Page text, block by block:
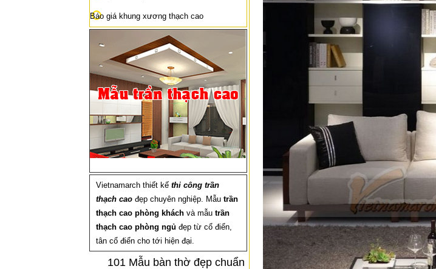
Báo giá khung xương thạch cao
Vietnamarch thiết kế thi công trần
thạch cao đẹp chuyên nghiệp. Mẫu trần
thạch cao phòng khách và mẫu trần
thạch cao phòng ngủ đẹp từ cổ điển,
tân cổ điển cho tới hiện đại.
101 Mẫu bàn thờ đẹp chuẩn